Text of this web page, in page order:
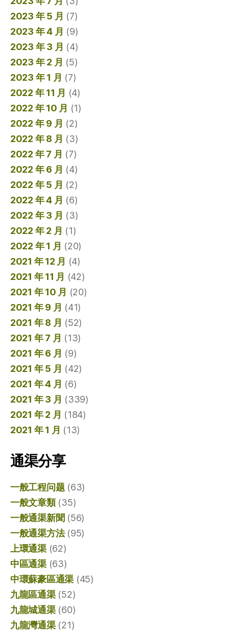
2023 年 5 月 (7)
2023 年 4 月 (9)
2023 年 3 月 (4)
2023 年 2 月 (5)
2023 年 1 月 (7)
2022 年 11 月 (4)
2022 年 10 月 (1)
2022 年 9 月 (2)
2022 年 8 月 (3)
2022 年 7 月 (7)
2022 年 6 月 (4)
2022 年 5 月 (2)
2022 年 4 月 (6)
2022 年 3 月 (3)
2022 年 2 月 (1)
2022 年 1 月 (20)
2021 年 12 月 (4)
2021 年 11 月 (42)
2021 年 10 月 (20)
2021 年 9 月 (41)
2021 年 8 月 (52)
2021 年 7 月 (13)
2021 年 6 月 (9)
2021 年 5 月 (42)
2021 年 4 月 (6)
2021 年 3 月 (339)
2021 年 2 月 (184)
2021 年 1 月 (13)
通渠分享
一般工程问题(63)
一般文章類(35)
一般通渠新聞 (56)
一般通渠方法(95)
上環通渠(62)
中區通渠(63)
中環蘇豪區通渠 (45)
九龍區通渠(52)
九龍城通渠(60)
九龍灣通渠(21)